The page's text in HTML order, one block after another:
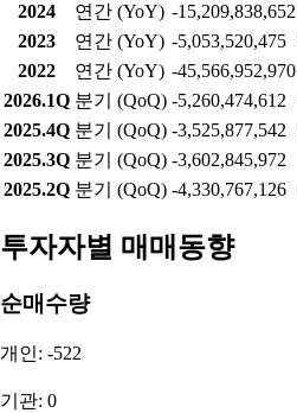
2024
연간 (YoY) -15,209,838,652
2023
연간 (YoY) -5,053,520,475
2022
연간 (YoY) -45,566,952,970
2026.1Q 분기 (QoQ) -5,260,474,612
2025.4Q 분기 (QoQ) -3,525,877,542
2025.3Q 분기 (QoQ) -3,602,845,972
2025.2Q 분기 (QoQ) -4,330,767,126
투자자별 매매동향
순매수량
개인: -522
기관: 0